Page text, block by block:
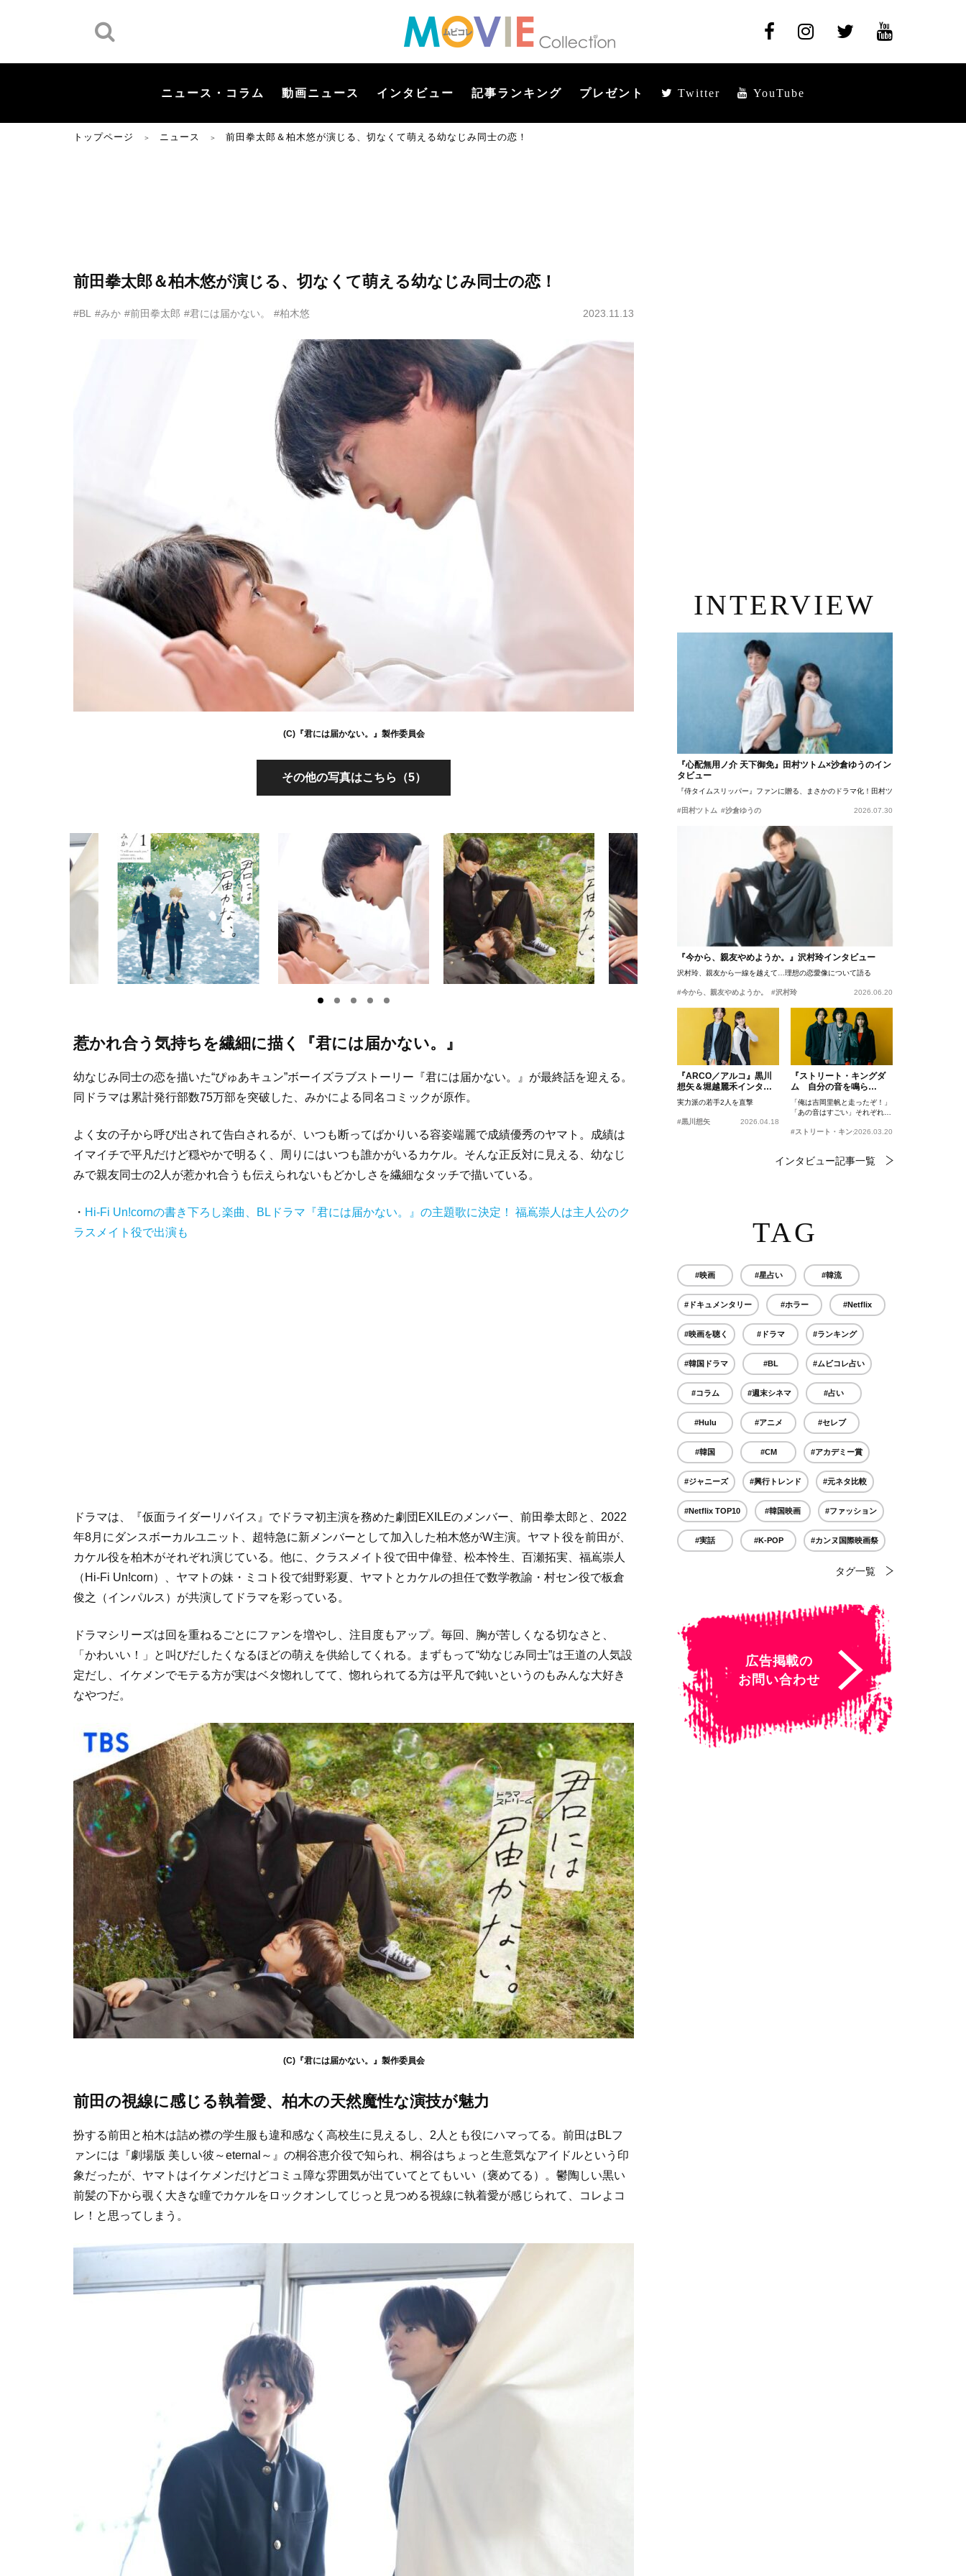
ニュース・コラム 動画ニュース インタビュー 記事ランキング プレゼント Twitter YouTube
トップページ ＞ ニュース ＞ 前田拳太郎＆柏木悠が演じる、切なくて萌える幼なじみ同士の恋！
前田拳太郎＆柏木悠が演じる、切なくて萌える幼なじみ同士の恋！
#BL #みか #前田拳太郎 #君には届かない。 #柏木悠 2023.11.13
(C)『君には届かない。』製作委員会
その他の写真はこちら（5）
惹かれ合う気持ちを繊細に描く『君には届かない。』
幼なじみ同士の恋を描いた“ぴゅあキュン”ボーイズラブストーリー『君には届かない。』が最終話を迎える。
同ドラマは累計発行部数75万部を突破した、みかによる同名コミックが原作。
よく女の子から呼び出されて告白されるが、いつも断ってばかりいる容姿端麗で成績優秀のヤマト。成績は
イマイチで平凡だけど穏やかで明るく、周りにはいつも誰かがいるカケル。そんな正反対に見える、幼なじ
みで親友同士の2人が惹かれ合うも伝えられないもどかしさを繊細なタッチで描いている。
・ Hi-Fi Un!cornの書き下ろし楽曲、BLドラマ『君には届かない。』の主題歌に決定！ 福嶌崇人は主人公のク
ラスメイト役で出演も
ドラマは、『仮面ライダーリバイス』でドラマ初主演を務めた劇団EXILEのメンバー、前田拳太郎と、2022
年8月にダンスボーカルユニット、超特急に新メンバーとして加入した柏木悠がW主演。ヤマト役を前田が、
カケル役を柏木がそれぞれ演じている。他に、クラスメイト役で田中偉登、松本怜生、百瀬拓実、福嶌崇人
（Hi-Fi Un!corn）、ヤマトの妹・ミコト役で紺野彩夏、ヤマトとカケルの担任で数学教諭・村セン役で板倉
俊之（インパルス）が共演してドラマを彩っている。
ドラマシリーズは回を重ねるごとにファンを増やし、注目度もアップ。毎回、胸が苦しくなる切なさと、
「かわいい！」と叫びだしたくなるほどの萌えを供給してくれる。まずもって“幼なじみ同士”は王道の人気設
定だし、イケメンでモテる方が実はベタ惚れしてて、惚れられてる方は平凡で鈍いというのもみんな大好き
なやつだ。
(C)『君には届かない。』製作委員会
前田の視線に感じる執着愛、柏木の天然魔性な演技が魅力
扮する前田と柏木は詰め襟の学生服も違和感なく高校生に見えるし、2人とも役にハマってる。前田はBLフ
ァンには『劇場版 美しい彼～eternal～』の桐谷恵介役で知られ、桐谷はちょっと生意気なアイドルという印
象だったが、ヤマトはイケメンだけどコミュ障な雰囲気が出ていてとてもいい（褒めてる）。鬱陶しい黒い
前髪の下から覗く大きな瞳でカケルをロックオンしてじっと見つめる視線に執着愛が感じられて、コレよコ
レ！と思ってしまう。
INTERVIEW
『心配無用ノ介 天下御免』田村ツトム×沙倉ゆうのイン
タビュー
『侍タイムスリッパー』ファンに贈る、まさかのドラマ化！田村ツトム×沙倉ゆうのが語
#田村ツトム #沙倉ゆうの 2026.07.30
『今から、親友やめようか。』沢村玲インタビュー
沢村玲、親友から一線を越えて…理想の恋愛像について語る
#今から、親友やめようか。 #沢村玲 2026.06.20
『ARCO／アルコ』黒川
想矢＆堀越麗禾インタビ
ュー
実力派の若手2人を直撃
#黒川想矢 2026.04.18
『ストリート・キングダ
ム 自分の音を鳴ら
せ。』峯田和伸、若葉竜
也、吉岡里帆インタビュ
ー
「俺は吉岡里帆と走ったぞ！」
「あの音はすごい」それぞれの
#ストリート・キングダム 自分の音を鳴らせ。
2026.03.20
インタビュー記事一覧
TAG
#映画 #星占い #韓流
#ドキュメンタリー #ホラー #Netflix
#映画を聴く #ドラマ #ランキング
#韓国ドラマ #BL #ムビコレ占い
#コラム #週末シネマ #占い
#Hulu #アニメ #セレブ
#韓国 #CM #アカデミー賞
#ジャニーズ #興行トレンド #元ネタ比較
#Netflix TOP10 #韓国映画 #ファッション
#実話 #K-POP #カンヌ国際映画祭
タグ一覧
広告掲載の
お問い合わせ